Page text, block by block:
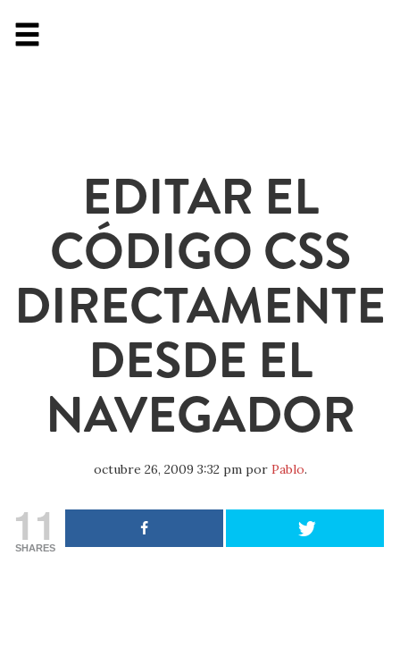
EDITAR EL
CÓDIGO CSS
DIRECTAMENTE
DESDE EL
NAVEGADOR
octubre 26, 2009 3:32 pmpor Pablo.
11
SHARES